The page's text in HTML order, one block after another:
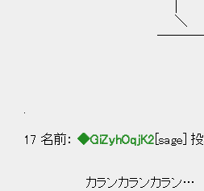
| （__人__）
＼ ｀ ⌒´ 〈
―――――――― ＼
店主：や
17 名前： ◆GiZyhOqjK2 [sage]
カランカランカラン…